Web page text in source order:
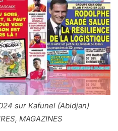
sur Kafunel (Abidjan)
MAGAZINES